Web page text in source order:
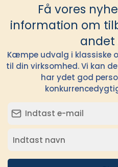
Få vores
information om
Kæmpe udvalg i klassiske
til din virksomhed. Vi kan
har ydet god